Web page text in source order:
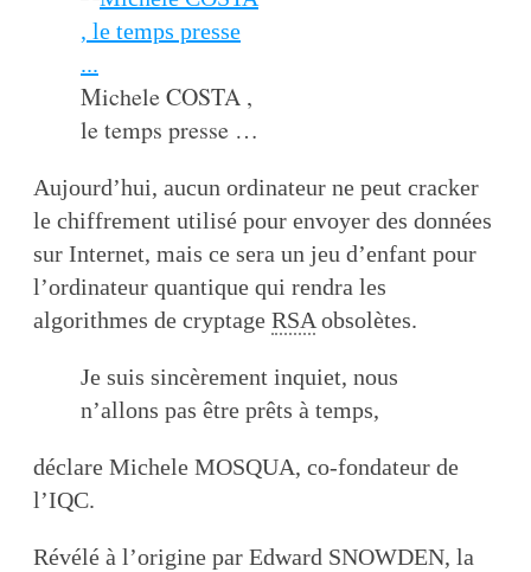
Michele COSTA ,
le temps presse …
Aujourd’hui, aucun ordinateur ne peut cracker
le chiffrement utilisé pour envoyer des données
sur Internet, mais ce sera un jeu d’enfant pour
l’ordinateur quantique qui rendra les
algorithmes de cryptage RSA obsolètes.
Je suis sincèrement inquiet, nous
n’allons pas être prêts à temps,
déclare Michele MOSQUA, co-fondateur de
l’IQC.
Révélé à l’origine par Edward SNOWDEN, la